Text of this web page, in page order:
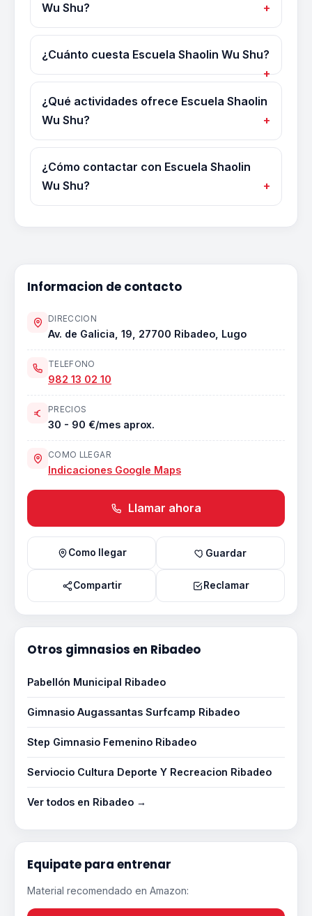
Wu Shu?
¿Cuánto cuesta Escuela Shaolin Wu Shu?
¿Qué actividades ofrece Escuela Shaolin
Wu Shu?
¿Cómo contactar con Escuela Shaolin
Wu Shu?
Informacion de contacto
DIRECCION
Av. de Galicia, 19, 27700 Ribadeo, Lugo
TELEFONO
982 13 02 10
PRECIOS
30 - 90 €/mes aprox.
COMO LLEGAR
Indicaciones Google Maps
Llamar ahora
Como llegar Guardar
Compartir Reclamar
Otros gimnasios en Ribadeo
Pabellón Municipal Ribadeo
Gimnasio Augassantas Surfcamp Ribadeo
Step Gimnasio Femenino Ribadeo
Serviocio Cultura Deporte Y Recreacion Ribadeo
Ver todos en Ribadeo →
Equipate para entrenar
Material recomendado en Amazon: